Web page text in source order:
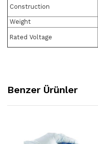
Construction
Weight
Rated Voltage
Benzer Ürünler